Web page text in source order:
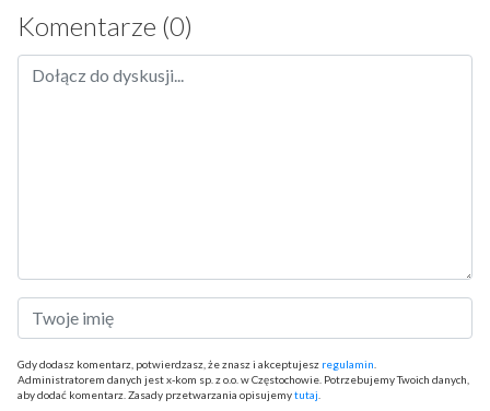
Komentarze (0)
Gdy dodasz komentarz, potwierdzasz, że znasz i akceptujesz regulamin
Administratorem danych jest x-kom sp. z o.o. w Częstochowie. Potrzebujemy Twoich danych,
aby dodać komentarz. Zasady przetwarzania opisujemytutaj